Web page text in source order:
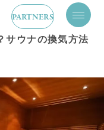
PARTNERS
メ
ニ
ュ
サウナの換気方法